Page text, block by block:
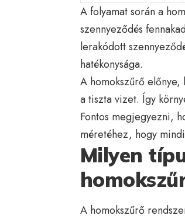
A folyamat során a
szennyeződés
lerakódott
hatékonysága.
A homokszűrő
a tiszta vizet. Így
Fontos megjegyezni,
méretéhez, hogy
Milyen
A homokszűrő